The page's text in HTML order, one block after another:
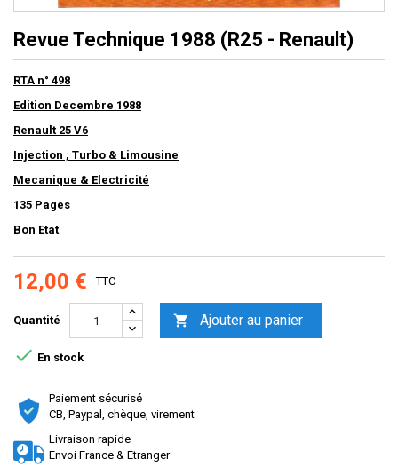
Revue Technique 1988 (R25 - Renault)
RTA n° 498
Edition Decembre 1988
Renault 25 V6
Injection , Turbo & Limousine
Mecanique & Electricité
135 Pages
Bon Etat
12,00 € TTC
Quantité  Ajouter au panier
 En stock
Paiement sécurisé
CB, Paypal, chèque, virement
Livraison rapide
Envoi France & Etranger